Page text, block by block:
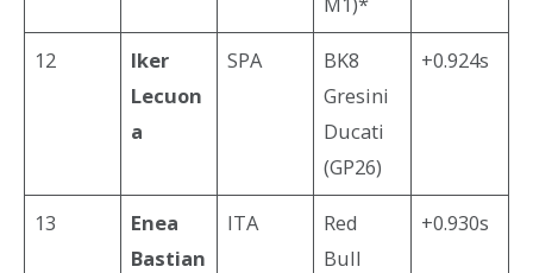
12
Iker
Lecuon
a
SPA
BK8
Gresini
Ducati
(GP26)
+0.924s
13
Enea
Bastian
ITA
Red
Bull
+0.930s